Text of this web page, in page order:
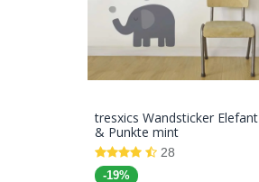
In den
Warenkorb
tresxics Wandsticker Elefant
& Punkte mint
28
-19%